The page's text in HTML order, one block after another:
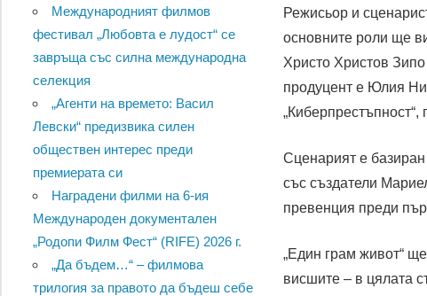
Режисьор и
основните роли ще
Христо Христов
продуцент е Юлия
Сценарият е
със създатели
превенция преди
„Един грам живот“
висшите – в цялата
Международният филмов
фестивал „Любовта е лудост“ се
завръща със силна международна
селекция
„Агенти на времето: Васил
Левски“ предизвика силен
обществен интерес преди
премиерата си
Наградени филми на 6-ия
Международен документален
„Родопи Филм Фест“ (RIFE) 2026 г.
„Да бъдем…“ – филмова
трилогия за правото да бъдеш себе